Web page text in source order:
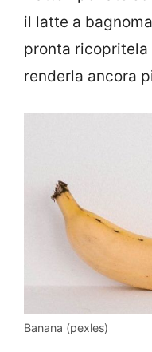
il latte a
pronta
renderla ancora
Banana (pexles)